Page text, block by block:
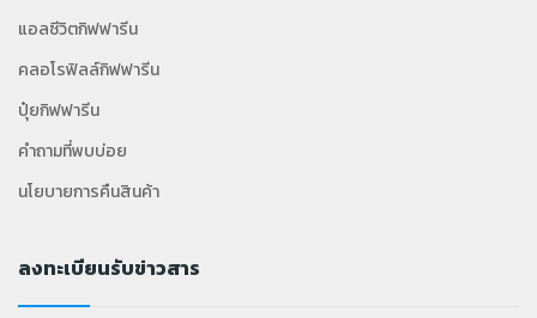
แอลซีวิตกิฟฟารีน
คลอโรฟิลล์กิฟฟารีน
ปุ๋ยกิฟฟารีน
คำถามที่พบบ่อย
นโยบายการคืนสินค้า
ลงทะเบียนรับข่าวสาร